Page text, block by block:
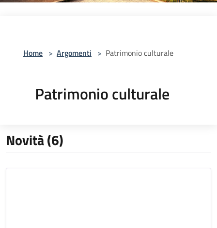
Home > Argomenti > Patrimonio culturale
Patrimonio culturale
Novità (6)